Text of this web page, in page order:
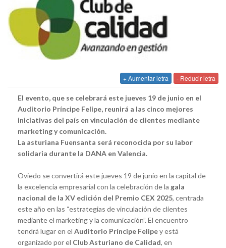
+ Aumentar letra - Reducir letra
El evento, que se celebrará este jueves 19 de junio en el
Auditorio Príncipe Felipe, reunirá a las cinco mejores
iniciativas del país en vinculación de clientes mediante
marketing y comunicación.
La asturiana Fuensanta será reconocida por su labor
solidaria durante la DANA en Valencia.
Oviedo se convertirá este jueves 19 de junio en la capital de
la excelencia empresarial con la celebración de la gala
nacional de la XV edición del Premio CEX 2025, centrada
este año en las “estrategias de vinculación de clientes
mediante el marketing y la comunicación”. El encuentro
tendrá lugar en el Auditorio Príncipe Felipey está
organizado por el Club Asturiano de Calidad, en